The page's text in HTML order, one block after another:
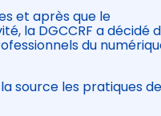
et après que le
la DGCCRF a décidé
du
source les pratiques